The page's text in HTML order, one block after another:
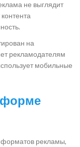
не выглядит
на
рекламодателям
мобильные
рекламы,